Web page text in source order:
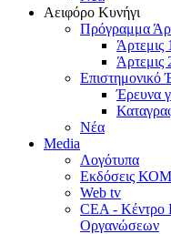
Αειφόρο Κυνήγι
Πρόγραμμα
Άρτεμις 1
Άρτεμις
Έρευνα
Νέα
Media
Λογότυπα
Εκδόσεις
Web tv
CEA - Κέντρο
Οργανώσεων